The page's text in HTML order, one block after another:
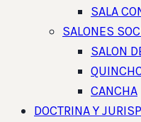
SALA
SALONES
SALON
CANCHA
DOCTRINA Y